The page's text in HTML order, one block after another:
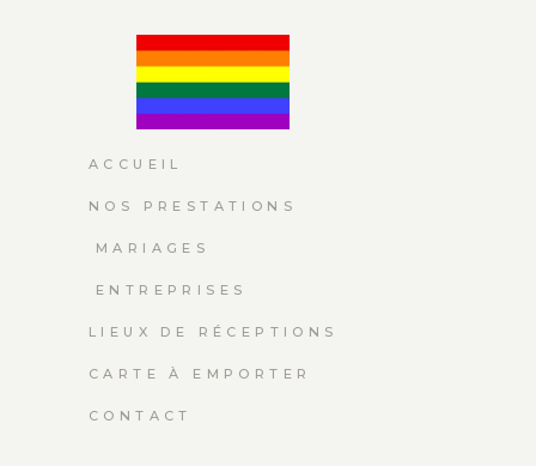
ACCUEIL
NOS PRESTATIONS
MARIAGES
ENTREPRISES
LIEUX DE RÉCEPTIONS
CARTE À EMPORTER
CONTACT